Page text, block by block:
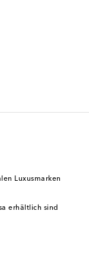
Luxusmarken
erhältlich sind